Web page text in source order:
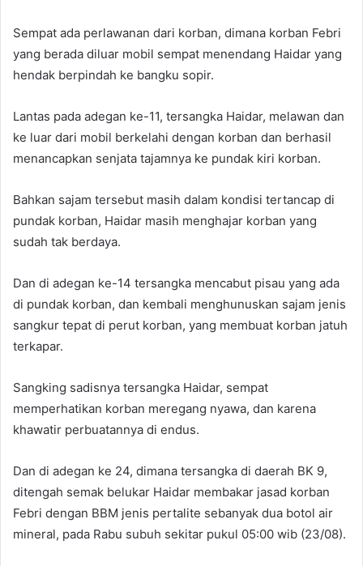
Sempat ada perlawanan dari korban, dimana korban Febri
yang berada diluar mobil sempat menendang Haidar yang
hendak berpindah ke bangku sopir.
Lantas pada adegan ke-11, tersangka Haidar, melawan dan
ke luar dari mobil berkelahi dengan korban dan berhasil
menancapkan senjata tajamnya ke pundak kiri korban.
Bahkan sajam tersebut masih dalam kondisi tertancap di
pundak korban, Haidar masih menghajar korban yang
sudah tak berdaya.
Dan di adegan ke-14 tersangka mencabut pisau yang ada
di pundak korban, dan kembali menghunuskan sajam jenis
sangkur tepat di perut korban, yang membuat korban jatuh
terkapar.
Sangking sadisnya tersangka Haidar, sempat
memperhatikan korban meregang nyawa, dan karena
khawatir perbuatannya di endus.
Dan di adegan ke 24, dimana tersangka di daerah BK 9,
ditengah semak belukar Haidar membakar jasad korban
Febri dengan BBM jenis pertalite sebanyak dua botol air
mineral, pada Rabu subuh sekitar pukul 05:00 wib (23/08).